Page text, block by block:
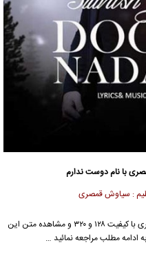
با نام دوست ندارم
: سیاوش قمصری
با کیفیت ۱۲۸ و ۳۲۰ و مشاهده متن این
مطلب مراجعه نمائید …